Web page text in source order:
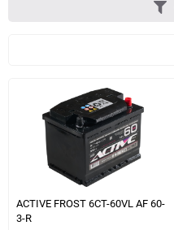
ACTIVE FROST 6СТ-60VL АF 60-
3-R